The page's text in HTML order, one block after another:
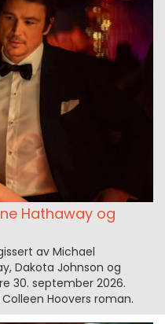
Hathaway og
av Michael
Dakota Johnson og
30. september 2026.
Hoovers roman.